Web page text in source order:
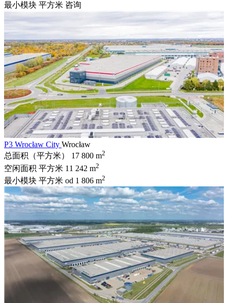
最小模块 平方米 咨询
P3 Wrocław City Wrocław
总面积（平方米）
17 800 m2
空闲面积 平方米 11 242 m2
最小模块 平方米 od 1 806 m2